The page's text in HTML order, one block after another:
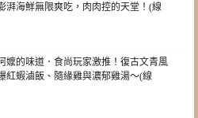
湃海鮮無限爽吃，肉肉控的天堂！(線
嬤的味道．食尚玩家激推！復古文青風
紅蝦滷飯、隨緣雞與濃郁雞湯～(線